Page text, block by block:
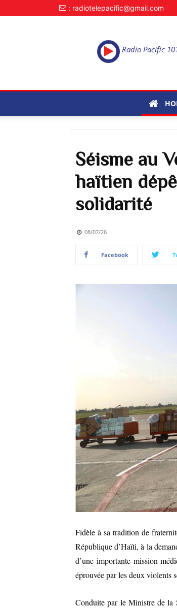
: radiotelepacific@gmail.com
Radio Pacific
Séisme au
haïtien
solidarité
08/07/26
Facebook
Fidèle à sa tradition de
République d’Haïti, à la
d’une importante mission
éprouvée par les deux violents
Conduite par le Ministre de la